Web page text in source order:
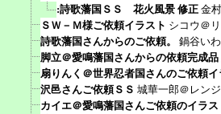
:詩歌藩国ＳＳ 花火風景 修正 金
ＳＷ－Ｍ様ご依頼イラスト シコウ＠
詩歌藩国さんからのご依頼。
鍋谷い
脚立＠愛鳴藩国さんからの依頼完成品
扇りんく＠世界忍者国さんのご依頼イ
沢邑さんご依頼ＳＳ 城華一郎＠レン
カイエ＠愛鳴藩国さんご依頼のイラス